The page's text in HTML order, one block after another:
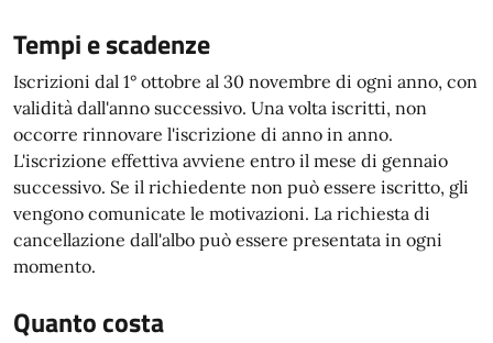
Tempi e scadenze
Iscrizioni dal 1° ottobre al 30 novembre di ogni anno, con
validità dall'anno successivo. Una volta iscritti, non
occorre rinnovare l'iscrizione di anno in anno.
L'iscrizione effettiva avviene entro il mese di gennaio
successivo. Se il richiedente non può essere iscritto, gli
vengono comunicate le motivazioni. La richiesta di
cancellazione dall'albo può essere presentata in ogni
momento.
Quanto costa